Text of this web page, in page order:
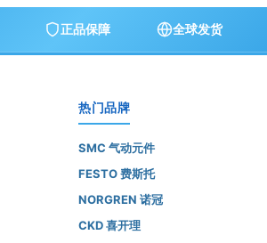
正品保障 全球发货
热门品牌
SMC 气动元件
FESTO 费斯托
NORGREN 诺冠
CKD 喜开理